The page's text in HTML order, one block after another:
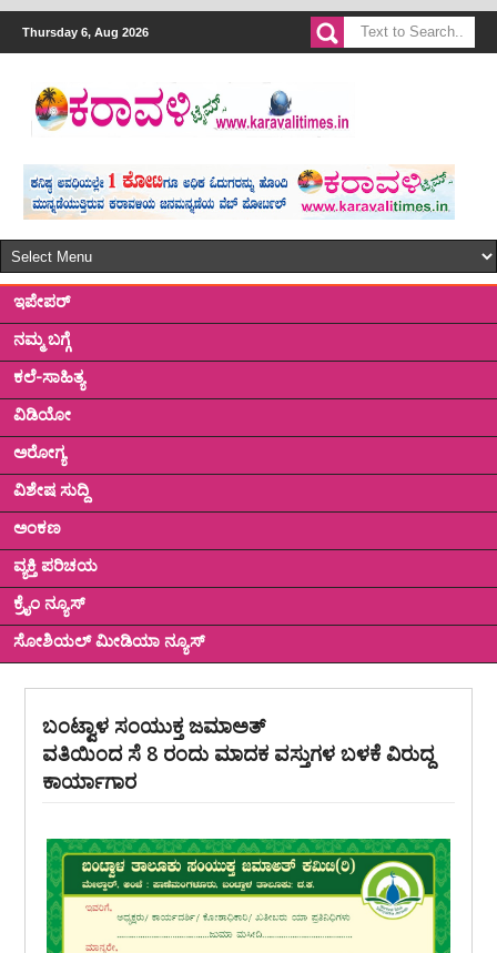
Thursday 6, Aug 2026
ಇಪೇಪರ್
ನಮ್ಮ ಬಗ್ಗೆ
ಕಲೆ-ಸಾಹಿತ್ಯ
ವಿಡಿಯೋ
ಅರೋಗ್ಯ
ವಿಶೇಷ ಸುದ್ದಿ
ಅಂಕಣ
ವ್ಯಕ್ತಿ ಪರಿಚಯ
ಕ್ರೈಂ ನ್ಯೂಸ್
ಸೋಶಿಯಲ್ ಮೀಡಿಯಾ ನ್ಯೂಸ್
ಬಂಟ್ವಾಳ ಸಂಯುಕ್ತ ಜಮಾಅತ್
ವತಿಯಿಂದ ಸೆ 8 ರಂದು ಮಾದಕ ವಸ್ತುಗಳ ಬಳಕೆ ವಿರುದ್ದ
ಕಾರ್ಯಾಗಾರ